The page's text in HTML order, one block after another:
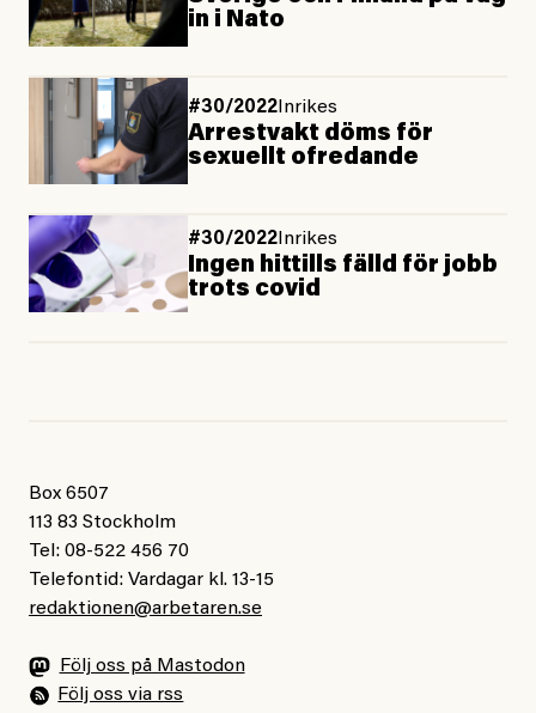
in i Nato
#30/2022 Inrikes
Arrestvakt döms för
sexuellt ofredande
#30/2022Inrikes
Ingen hittills fälld för jobb
trots covid
Box 6507
113 83 Stockholm
Tel: 08-522 456 70
Telefontid: Vardagar kl. 13-15
redaktionen@arbetaren.se
Följ oss på Mastodon
Följ oss via rss